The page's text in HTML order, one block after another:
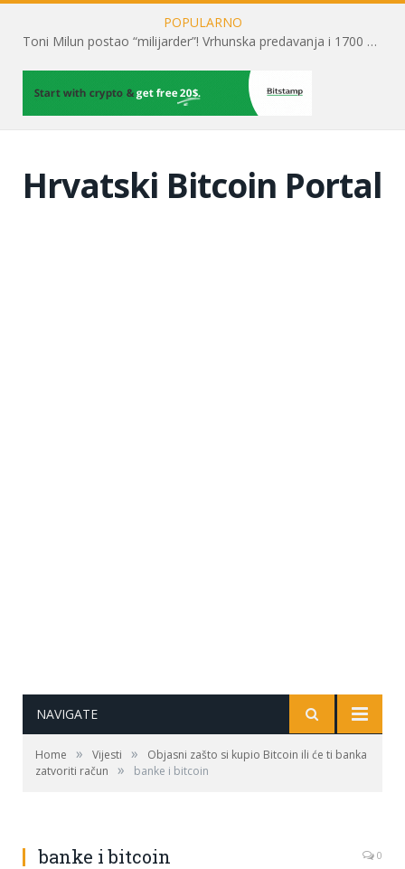
POPULARNO
Toni Milun postao “milijarder”! Vrhunska predavanja i 1700 posjetitelja obilježili su mjesec financijske pismenosti
Hrvatski Bitcoin Portal
NAVIGATE
Home » Vijesti »
Objasni zašto si kupio Bitcoin ili će ti banka
zatvoriti račun
» banke i bitcoin
banke i bitcoin 0